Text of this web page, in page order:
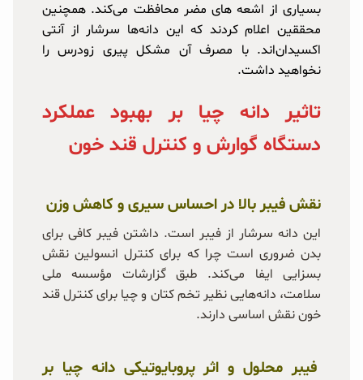
بسیاری از اشعه های مضر محافظت می‌کند. همچنین
محققین اعلام کردند که این دانه‌ها سرشار از آنتی
اکسیدان‌اند. با مصرف آن مشکل پیری زودرس را
نخواهید داشت.
تاثیر دانه چیا بر بهبود عملکرد
دستگاه گوارش و کنترل قند خون
نقش فیبر بالا در احساس سیری و کاهش وزن
این دانه سرشار از فیبر است. داشتن فیبر کافی برای
بدن ضروری است چرا که برای کنترل انسولین نقش
بسزایی ایفا می‌کند. طبق گزارشات مؤسسه ملی
سلامت، دانه‌هایی نظیر تخم کتان و چیا برای کنترل قند
خون نقش اساسی دارند.
فیبر محلول و اثر پروبایوتیکی دانه چیا بر